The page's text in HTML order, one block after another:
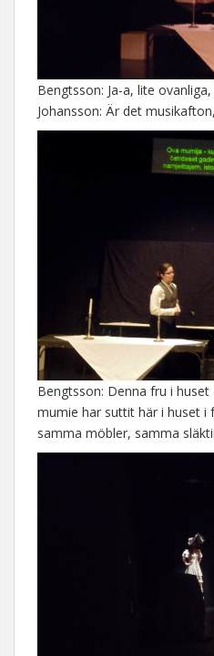
Bengtsson: Ja-a, lite
Johansson: Är det
Bengtsson: Denna fru i huset
mumie har suttit här i huset i
samma möbler, samma